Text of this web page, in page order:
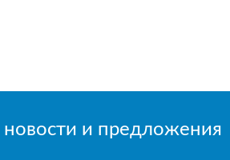
новости и предложения